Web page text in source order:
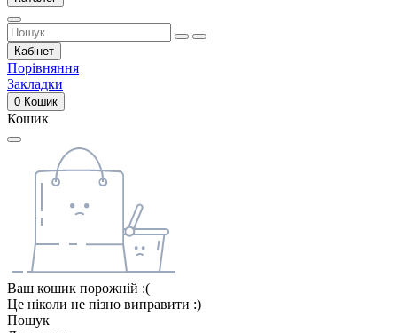
Кабінет
Порівняння
Закладки
0 Кошик
Кошик
Ваш кошик порожній :(
Це ніколи не пізно виправити :)
Пошук